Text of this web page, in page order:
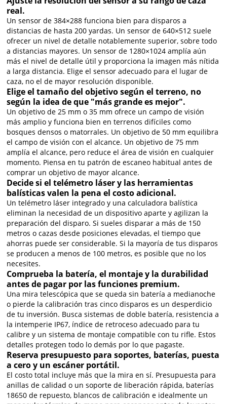
real.
Un sensor de 384×288 funciona bien para disparos a
distancias de hasta 200 yardas. Un sensor de 640×512 suele
ofrecer un nivel de detalle notablemente superior, sobre todo
a distancias mayores. Un sensor de 1280×1024 amplía aún
más el nivel de detalle útil y proporciona la imagen más nítida
a larga distancia. Elige el sensor adecuado para el lugar de
caza, no el de mayor resolución disponible.
Elige el tamaño del objetivo según el terreno, no
según la idea de que "más grande es mejor".
Un objetivo de 25 mm o 35 mm ofrece un campo de visión
más amplio y funciona bien en terrenos difíciles como
bosques densos o matorrales. Un objetivo de 50 mm equilibra
el campo de visión con el alcance. Un objetivo de 75 mm
amplía el alcance, pero reduce el área de visión en cualquier
momento. Piensa en tu patrón de escaneo habitual antes de
comprar un objetivo de mayor alcance.
Decide si el telémetro láser y las herramientas
balísticas valen la pena el costo adicional.
Un telémetro láser integrado y una calculadora balística
eliminan la necesidad de un dispositivo aparte y agilizan la
preparación del disparo. Si sueles disparar a más de 150
metros o cazas desde posiciones elevadas, el tiempo que
ahorras puede ser considerable. Si la mayoría de tus disparos
se producen a menos de 100 metros, es posible que no los
necesites.
Comprueba la batería, el montaje y la durabilidad
antes de pagar por las funciones premium.
Una mira telescópica que se queda sin batería a medianoche
o pierde la calibración tras cinco disparos es un desperdicio
de tu inversión. Busca sistemas de doble batería, resistencia a
la intemperie IP67, índice de retroceso adecuado para tu
calibre y un sistema de montaje compatible con tu rifle. Estos
detalles protegen todo lo demás por lo que pagaste.
Reserva presupuesto para soportes, baterías, puesta
a cero y un escáner portátil.
El costo total incluye más que la mira en sí. Presupuesta para
anillas de calidad o un soporte de liberación rápida, baterías
18650 de repuesto, blancos de calibración e idealmente un